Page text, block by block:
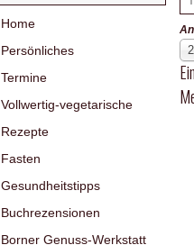
Home
Persönliches
Termine
Vollwertig-vegetarische
Rezepte
Fasten
Gesundheitstipps
Buchrezensionen
Borner Genuss-Werkstatt
20